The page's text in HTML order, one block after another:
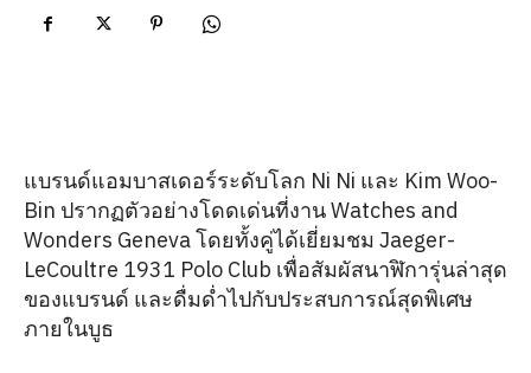
แบรนด์แอมบาสเดอร์ระดับโลก Ni Ni และ Kim Woo-
Bin ปรากฏตัวอย่างโดดเด่นที่งาน Watches and
Wonders Geneva โดยทั้งคู่ได้เยี่ยมชม Jaeger-
LeCoultre 1931 Polo Club เพื่อสัมผัสนาฬิการุ่นล่าสุด
ของแบรนด์ และดื่มด่ำไปกับประสบการณ์สุดพิเศษ
ภายในบูธ